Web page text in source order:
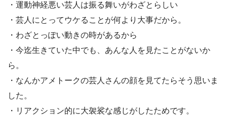
・運動神経悪い芸人は振る舞いがわざとらしい
・芸人にとってウケることが何より大事だから。
・わざとっぽい動きの時があるから
・今迄生きていた中でも、あんな人を見たことがないか
ら。
・なんかアメトークの芸人さんの顔を見てたらそう思いま
した。
・リアクション的に大袈裟な感じがしたためです。